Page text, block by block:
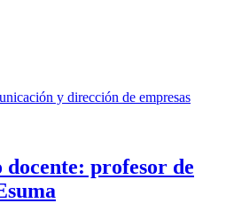
docente: profesor de